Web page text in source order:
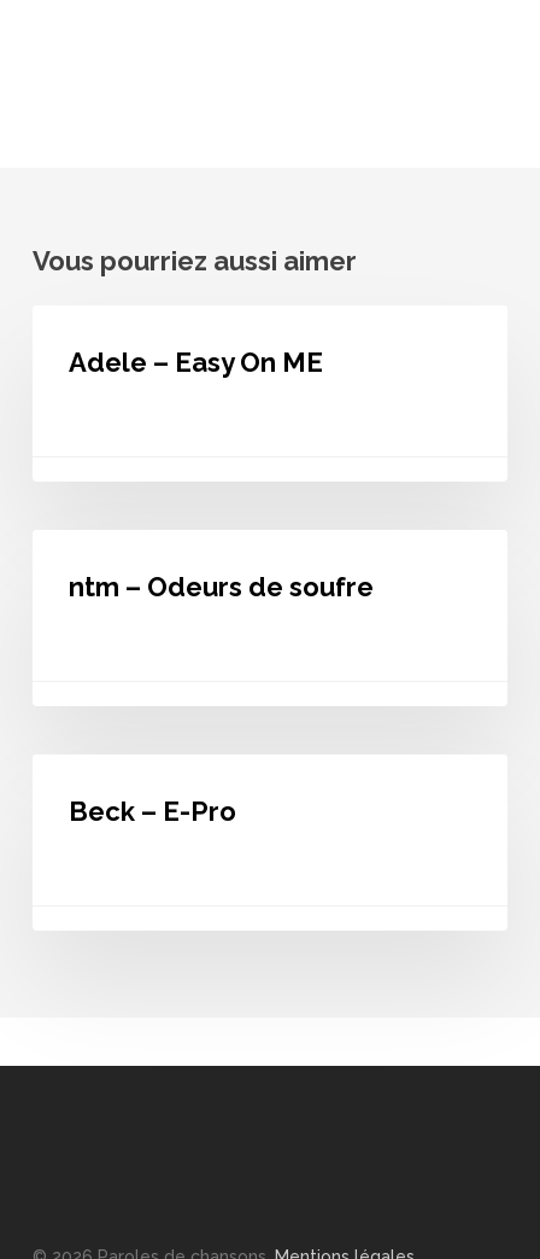
Vous pourriez aussi aimer
EasyAdele – Easy On ME
Odeursntm – Odeurs de soufre
Beck – E-Pro